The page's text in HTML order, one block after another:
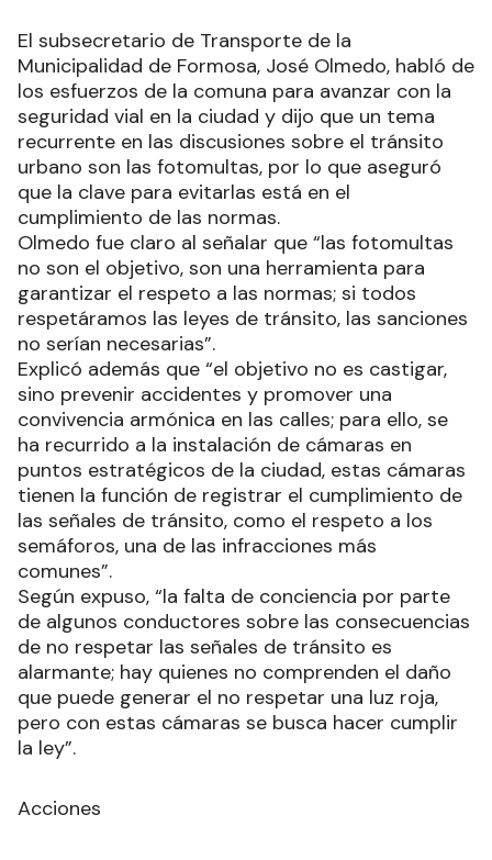
El subsecretario de Transporte de la
Municipalidad de Formosa, José Olmedo, habló de
los esfuerzos de la comuna para avanzar con la
seguridad vial en la ciudad y dijo que un tema
recurrente en las discusiones sobre el tránsito
urbano son las fotomultas, por lo que aseguró
que la clave para evitarlas está en el
cumplimiento de las normas.
Olmedo fue claro al señalar que “las fotomultas
no son el objetivo, son una herramienta para
garantizar el respeto a las normas; si todos
respetáramos las leyes de tránsito, las sanciones
no serían necesarias”.
Explicó además que “el objetivo no es castigar,
sino prevenir accidentes y promover una
convivencia armónica en las calles; para ello, se
ha recurrido a la instalación de cámaras en
puntos estratégicos de la ciudad, estas cámaras
tienen la función de registrar el cumplimiento de
las señales de tránsito, como el respeto a los
semáforos, una de las infracciones más
comunes”.
Según expuso, “la falta de conciencia por parte
de algunos conductores sobre las consecuencias
de no respetar las señales de tránsito es
alarmante; hay quienes no comprenden el daño
que puede generar el no respetar una luz roja,
pero con estas cámaras se busca hacer cumplir
la ley”.
Acciones